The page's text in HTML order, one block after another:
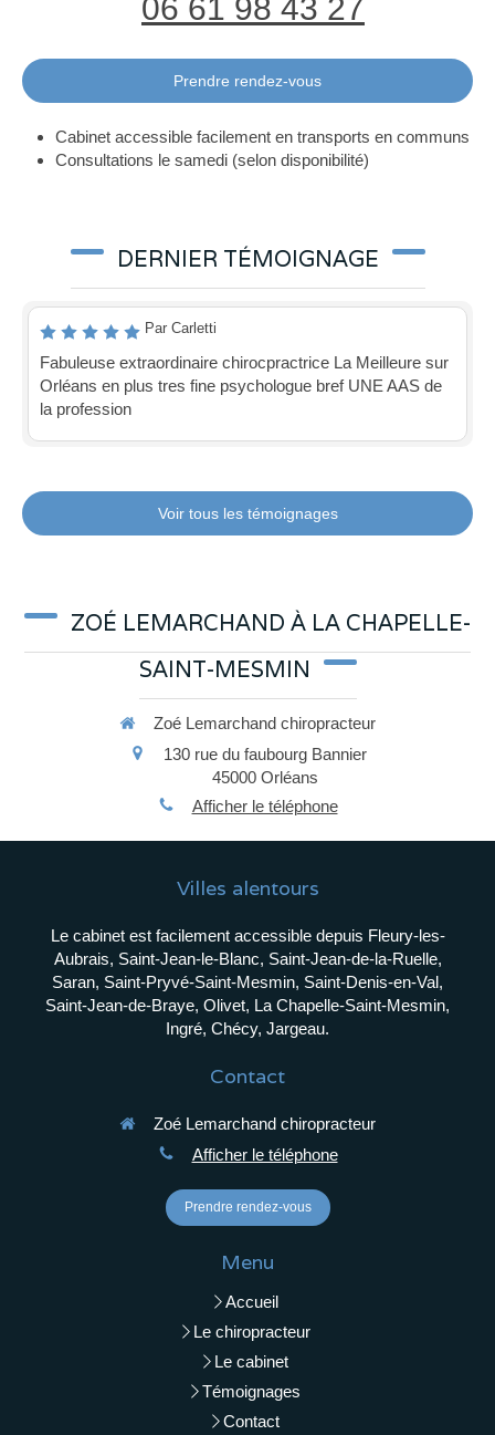
06 61 98 43 27
Prendre rendez-vous
Cabinet accessible facilement en transports en communs
Consultations le samedi (selon disponibilité)
DERNIER TÉMOIGNAGE
Par Carletti
Fabuleuse extraordinaire chirocpractrice La Meilleure sur
Orléans en plus tres fine psychologue bref UNE AAS de
la profession
Voir tous les témoignages
ZOÉ LEMARCHAND À LA CHAPELLE-
SAINT-MESMIN
Zoé Lemarchand chiropracteur
130 rue du faubourg Bannier
45000 Orléans
Afficher le téléphone
Villes alentours
Le cabinet est facilement accessible depuis Fleury-les-
Aubrais, Saint-Jean-le-Blanc, Saint-Jean-de-la-Ruelle,
Saran, Saint-Pryvé-Saint-Mesmin, Saint-Denis-en-Val,
Saint-Jean-de-Braye, Olivet, La Chapelle-Saint-Mesmin,
Ingré, Chécy, Jargeau.
Contact
Zoé Lemarchand chiropracteur
Afficher le téléphone
Prendre rendez-vous
Menu
Accueil
Le chiropracteur
Le cabinet
Témoignages
Contact